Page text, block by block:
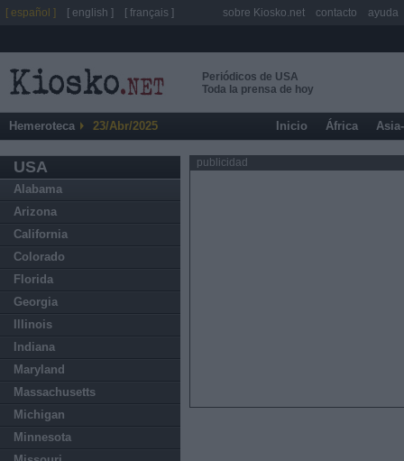
Periódicos de USA
Toda la prensa de hoy
Hemeroteca 23/Abr/2025 Inicio África
USA
Alabama
Arizona
California
Colorado
Florida
Georgia
Illinois
Indiana
Maryland
Massachusetts
Michigan
Minnesota
publicidad
[ español ] [ english ] [ français ] sobre Kiosko.net contacto ayuda